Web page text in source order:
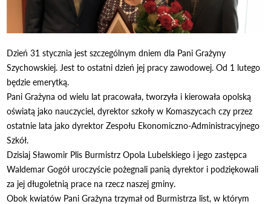
Dzień 31 stycznia jest szczególnym dniem dla Pani Grażyny
Szychowskiej. Jest to ostatni dzień jej pracy zawodowej. Od 1 lutego
będzie emerytką.
Pani Grażyna od wielu lat pracowała, tworzyła i kierowała opolską
oświatą jako nauczyciel, dyrektor szkoły w Komaszycach czy przez
ostatnie lata jako dyrektor Zespołu Ekonomiczno-Administracyjnego
Szkół.
Dzisiaj Sławomir Plis Burmistrz Opola Lubelskiego i jego zastępca
Waldemar Gogół uroczyście pożegnali panią dyrektor i podziękowali
za jej długoletnią prace na rzecz naszej gminy.
Obok kwiatów Pani Grażyna trzymał od Burmistrza list, w którym